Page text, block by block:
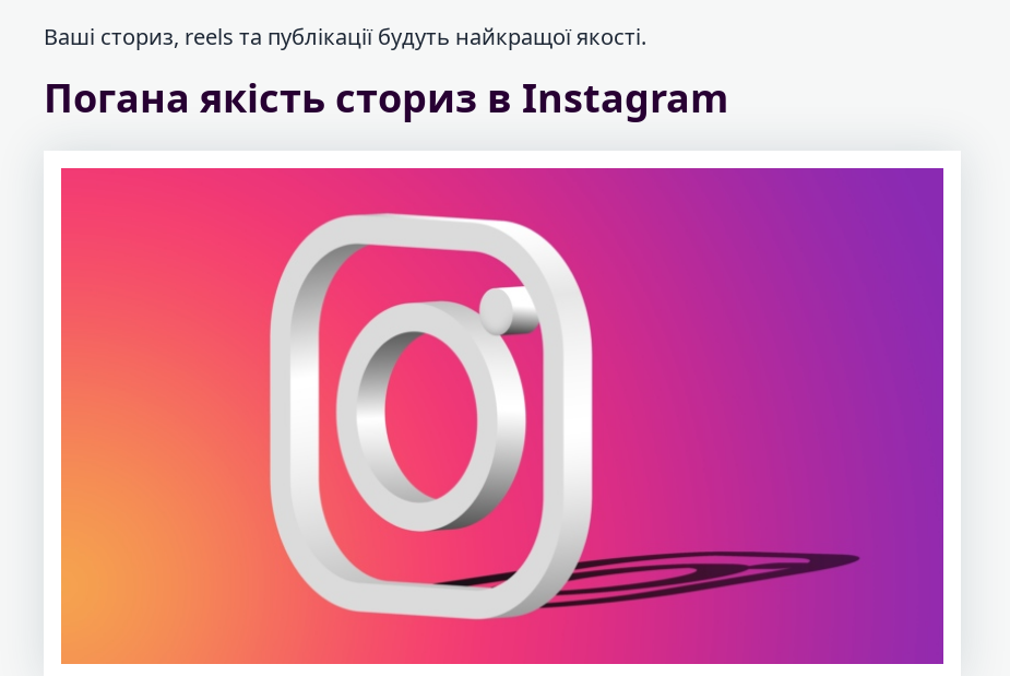
Ваші сториз, reels та публікації будуть найкращої якості.
Погана якість сториз в Instagram